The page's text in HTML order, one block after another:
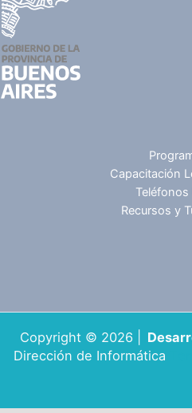
Capacitación
Teléfonos
Recursos y
Copyright © 2026 |
Dirección de Informática